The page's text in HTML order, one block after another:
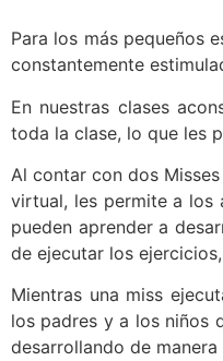
Para los más pequeños
constantemente
En nuestras clases
toda la clase, lo que les
Al contar con dos
virtual, les permite a los
pueden aprender a
de ejecutar los
Mientras una miss
los padres y a los niños
desarrollando de